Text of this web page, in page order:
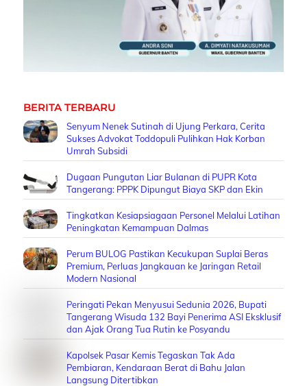
BERITA TERBARU
Senyum Nenek Sutinah di Ujung Perkara, Cerita
Sukses Advokat Toddopuli Pulihkan Hak Korban
Umrah Subsidi
Dugaan Pungutan Liar Bulanan di PUPR Kota
Tangerang: PPPK Dipungut Biaya SKP dan Ekin
Tingkatkan Kesiapsiagaan Personel Melalui Latihan
Peningkatan Kemampuan Dalmas
Perum BULOG Pastikan Kecukupan Suplai Beras
Premium, Perluas Jangkauan ke Jaringan Retail
Modern Nasional
Peringati Pekan Menyusui Sedunia 2026, Bupati
Tangerang Wisuda 132 Bayi Penerima ASI Eksklusif
dan Ajak Orang Tua Rutin ke Posyandu
Kapolsek Pasar Kemis Tegaskan Tak Ada
Pembiaran, Kendaraan Berat di Bahu Jalan
Langsung Ditertibkan